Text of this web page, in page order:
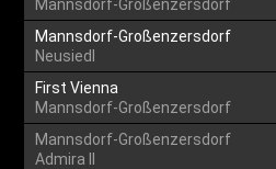
Mannsdorf-Großenzersdorf
Mannsdorf-Großenzersdorf
Neusiedl
First Vienna
Mannsdorf-Großenzersdorf
Mannsdorf-Großenzersdorf
Admira II